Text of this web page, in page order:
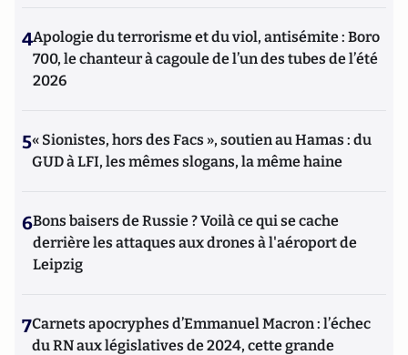
4Apologie du terrorisme et du viol, antisémite : Boro
700, le chanteur à cagoule de l’un des tubes de l’été
2026
5« Sionistes, hors des Facs », soutien au Hamas : du
GUD à LFI, les mêmes slogans, la même haine
6Bons baisers de Russie ? Voilà ce qui se cache
derrière les attaques aux drones à l'aéroport de
Leipzig
7Carnets apocryphes d’Emmanuel Macron : l’échec
du RN aux législatives de 2024, cette grande